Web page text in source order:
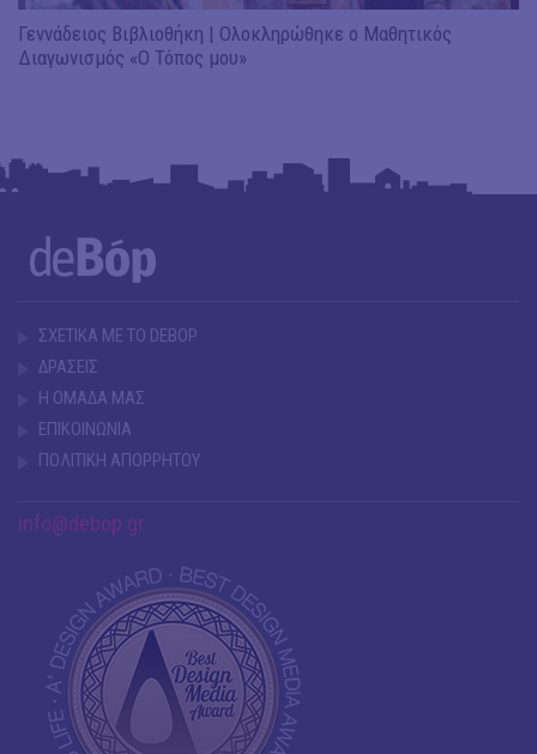
Γεννάδειος Βιβλιοθήκη | Ολοκληρώθηκε ο Μαθητικός
Διαγωνισμός «Ο Τόπος μου»
ΣΧΕΤΙΚΑ ΜΕ ΤΟ DEBOP
ΔΡΑΣΕΙΣ
Η ΟΜΑΔΑ ΜΑΣ
ΕΠΙΚΟΙΝΩΝΙΑ
ΠΟΛΙΤΙΚΗ ΑΠΟΡΡΗΤΟΥ
info@debop.gr